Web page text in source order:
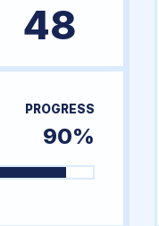
48
PROGRESS
90%